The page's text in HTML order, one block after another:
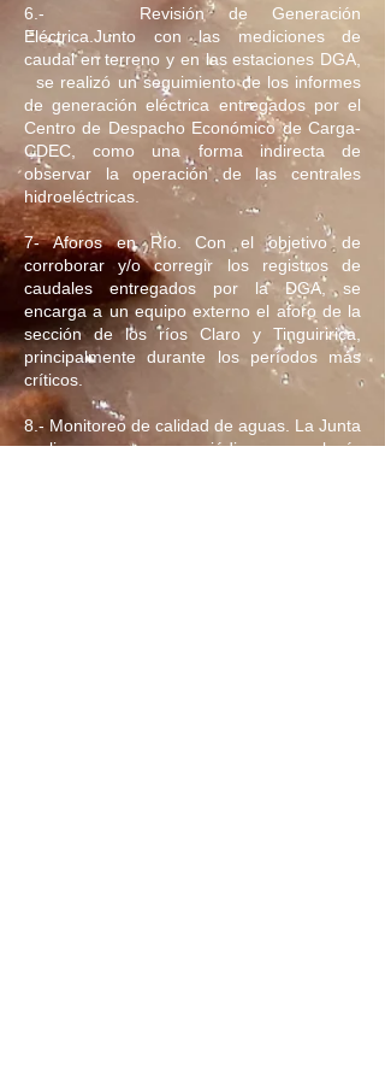
6.- Revisión de Generación
Eléctrica.Junto con las mediciones de
caudal en terreno y en las estaciones DGA,
se realizó un seguimiento de los informes
de generación eléctrica entregados por el
Centro de Despacho Económico de Carga-
CDEC, como una forma indirecta de
observar la operación de las centrales
hidroeléctricas.
7- Aforos en Río. Con el objetivo de
corroborar y/o corregir los registros de
caudales entregados por la DGA, se
encarga a un equipo externo el aforo de la
sección de los ríos Claro y Tinguiririca,
principalmente durante los períodos más
críticos.
8.- Monitoreo de calidad de aguas. La Junta
realiza muestreos periódicos en el río